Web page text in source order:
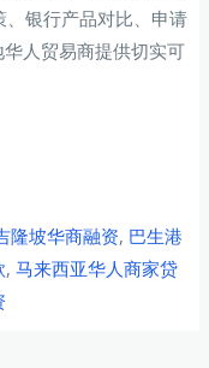
、银行产品对比、申请
人贸易商提供切实可
隆坡华商融资, 巴生港
, 马来西亚华人商家贷